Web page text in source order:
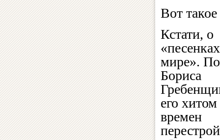
Вот
Кстати, о
мире».
Бориса
его хитом
времен